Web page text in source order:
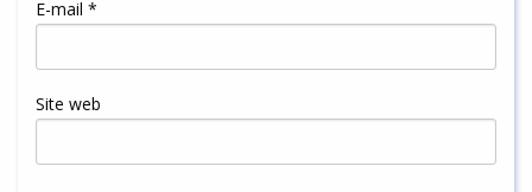
E-mail *
Site web